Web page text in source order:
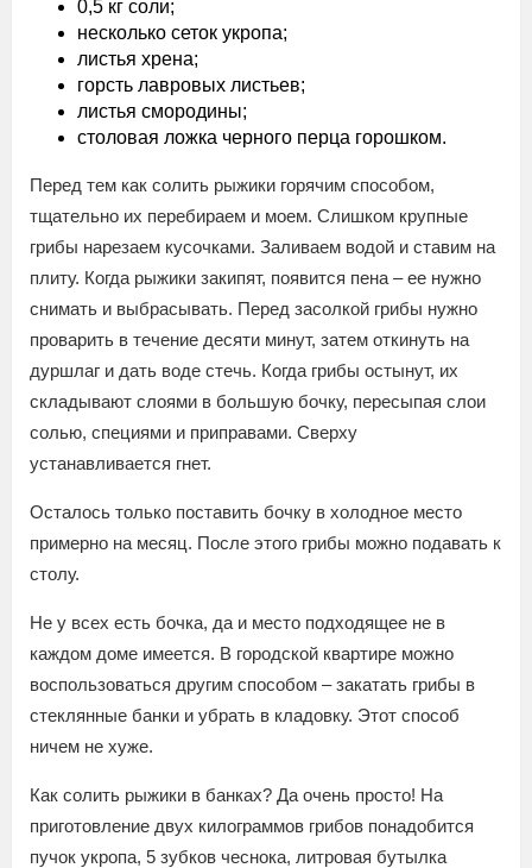
0,5 кг соли;
несколько сеток укропа;
листья хрена;
горсть лавровых листьев;
листья смородины;
столовая ложка черного перца горошком.
Перед тем как солить рыжики горячим способом,
тщательно их перебираем и моем. Слишком крупные
грибы нарезаем кусочками. Заливаем водой и ставим на
плиту. Когда рыжики закипят, появится пена – ее нужно
снимать и выбрасывать. Перед засолкой грибы нужно
проварить в течение десяти минут, затем откинуть на
дуршлаг и дать воде стечь. Когда грибы остынут, их
складывают слоями в большую бочку, пересыпая слои
солью, специями и приправами. Сверху
устанавливается гнет.
Осталось только поставить бочку в холодное место
примерно на месяц. После этого грибы можно подавать к
столу.
Не у всех есть бочка, да и место подходящее не в
каждом доме имеется. В городской квартире можно
воспользоваться другим способом – закатать грибы в
стеклянные банки и убрать в кладовку. Этот способ
ничем не хуже.
Как солить рыжики в банках? Да очень просто! На
приготовление двух килограммов грибов понадобится
пучок укропа, 5 зубков чеснока, литровая бутылка